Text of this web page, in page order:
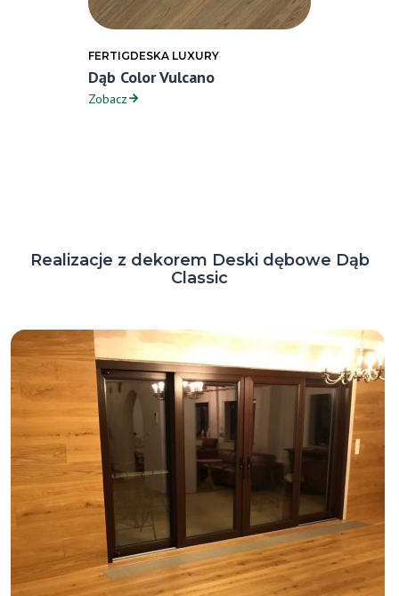
FERTIGDESKA LUXURY
Dąb Color Vulcano
Zobacz
Realizacje z dekorem Deski dębowe Dąb
Classic